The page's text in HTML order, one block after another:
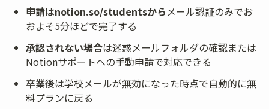
申請はnotion.so/studentsから メール認証のみでお
およそ5分ほどで完了する
承認されない場合は迷惑メールフォルダの確認または
Notionサポートへの手動申請で対応できる
卒業後は学校メールが無効になった時点で自動的に無
料プランに戻る